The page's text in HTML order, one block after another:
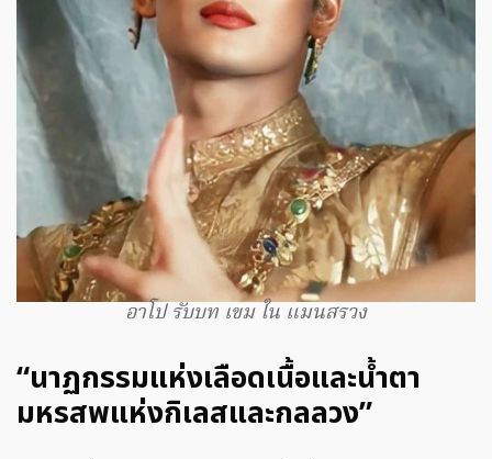
อาโป รับบท เขม ใน แมนสรวง
“นาฏกรรมแห่งเลือดเนื้อและน้ำตา
มหรสพแห่งกิเลสและกลลวง”